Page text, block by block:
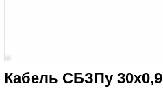
Кабель СБЗПу 30х0,9